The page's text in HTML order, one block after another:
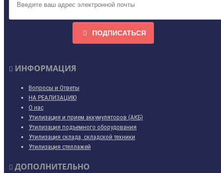
ПОДПИСАТЬСЯ
ИНФОРМАЦИЯ
Вопросы и Ответы
НА РЕАЛИЗАЦИЮ
О нас
Утилизация и прием аккумуляторов (АКБ)
Утилизация подъемного оборудования
Утилизация склада, складской техники
Утилизация стеллажей
ДОПОЛНИТЕЛЬНО